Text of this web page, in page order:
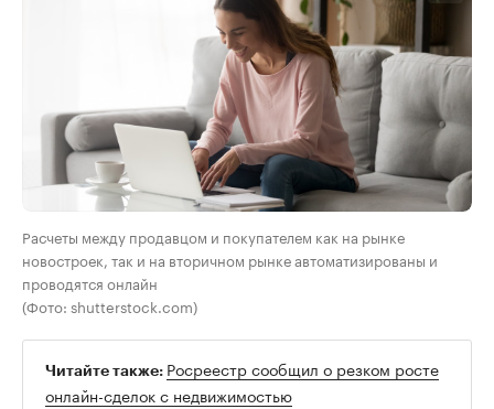
Расчеты между продавцом и покупателем как на рынке
новостроек, так и на вторичном рынке автоматизированы и
проводятся онлайн
(Фото: shutterstock.com)
Читайте также: Росреестр сообщил о резком росте
онлайн-сделок с недвижимостью